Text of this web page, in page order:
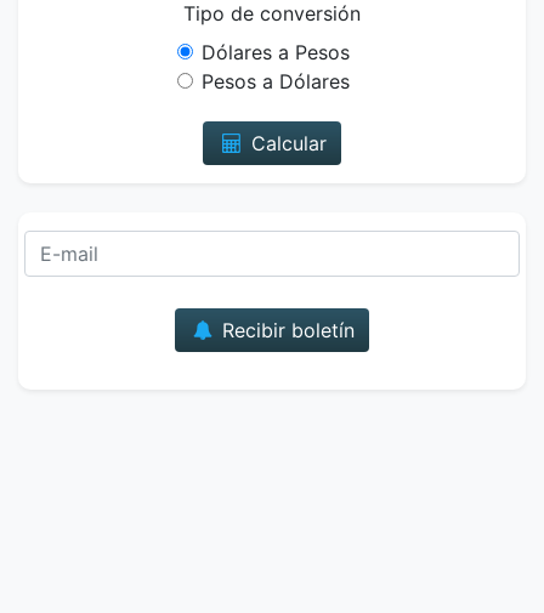
Tipo de conversión
Dólares a Pesos
Pesos a Dólares
Calcular
Recibir boletín